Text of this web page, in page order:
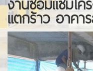
แตกร้าว อาคา